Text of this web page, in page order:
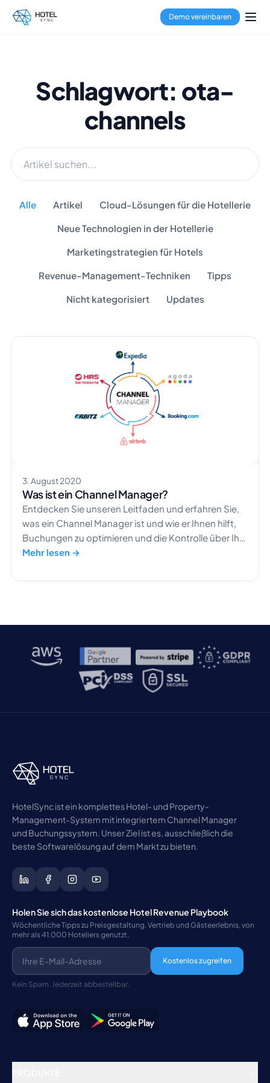
Demo vereinbaren
Schlagwort: ota-
channels
Alle Artikel Cloud-Lösungen für die Hotellerie
Neue Technologien in der Hotellerie
Marketingstrategien für Hotels
Revenue-Management-Techniken Tipps
Nicht kategorisiert Updates
3. August 2020
Was ist ein Channel Manager?
Entdecken Sie unseren Leitfaden und erfahren Sie,
was ein Channel Manager ist und wie er Ihnen hilft,
Buchungen zu optimieren und die Kontrolle über Ihr
Hotel zu zentralisieren.
Mehr lesen →
HotelSync ist ein komplettes Hotel- und Property-
Management-System mit integriertem Channel Manager
und Buchungssystem. Unser Ziel ist es, ausschließlich die
beste Softwarelösung auf dem Markt zu bieten.
Holen Sie sich das kostenlose Hotel Revenue Playbook
Wöchentliche Tipps zu Preisgestaltung, Vertrieb und Gästeerlebnis, von
mehr als 41.000 Hoteliers genutzt.
Kostenlos zugreifen
Kein Spam. Jederzeit abbestellbar.